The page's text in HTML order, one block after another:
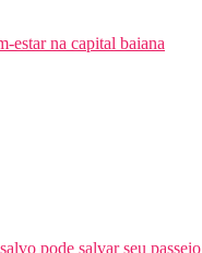
estar na capital baiana
pode salvar seu passeio